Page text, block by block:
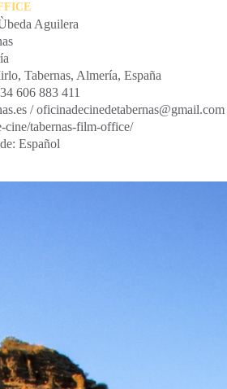
Aguilera
Tabernas, Almería, España
606 883 411
/ oficinadecinedetabernas@gmail.com
cine/tabernas-film-office/
Español